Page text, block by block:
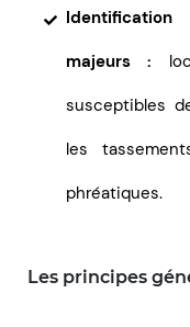
majeurs :
susceptibles
les
phréatiques.
Les principes